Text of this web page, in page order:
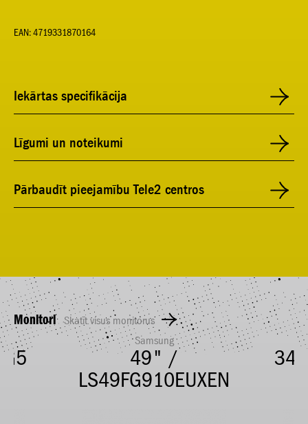
EAN: 4719331870164
Iekārtas specifikācija
Līgumi un noteikumi
Pārbaudīt pieejamību Tele2 centros
Monitori Skatīt visus monitorus
Samsung
49" /
LS49FG910EUXEN
34"